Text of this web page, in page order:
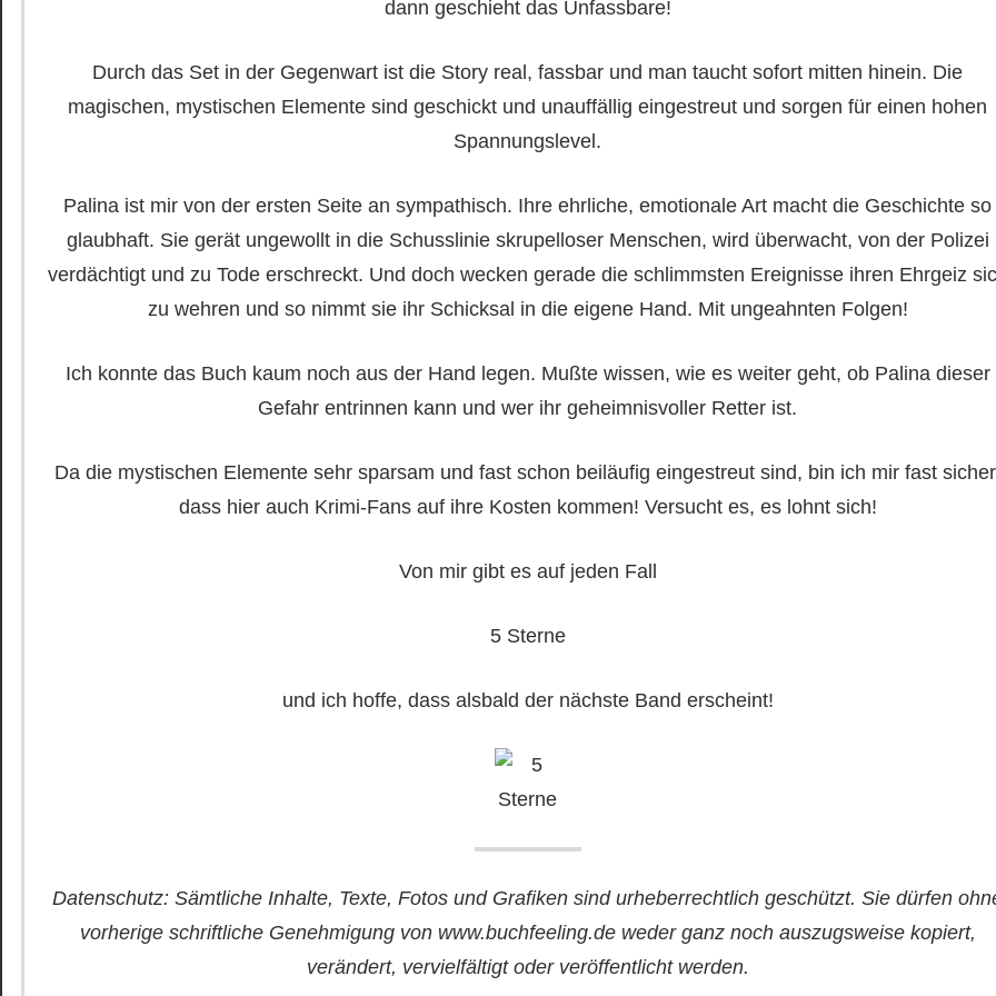
dann geschieht das Unfassbare!
Durch das Set in der Gegenwart ist die Story real, fassbar und man taucht sofort mitten hinein. Die
magischen, mystischen Elemente sind geschickt und unauffällig eingestreut und sorgen für einen hohen
Spannungslevel.
Palina ist mir von der ersten Seite an sympathisch. Ihre ehrliche, emotionale Art macht die Geschichte so
glaubhaft. Sie gerät ungewollt in die Schusslinie skrupelloser Menschen, wird überwacht, von der Polizei
verdächtigt und zu Tode erschreckt. Und doch wecken gerade die schlimmsten Ereignisse ihren Ehrgeiz
zu wehren und so nimmt sie ihr Schicksal in die eigene Hand. Mit ungeahnten Folgen!
Ich konnte das Buch kaum noch aus der Hand legen. Mußte wissen, wie es weiter geht, ob Palina dieser
Gefahr entrinnen kann und wer ihr geheimnisvoller Retter ist.
Da die mystischen Elemente sehr sparsam und fast schon beiläufig eingestreut sind, bin ich mir fast
dass hier auch Krimi-Fans auf ihre Kosten kommen! Versucht es, es lohnt sich!
Von mir gibt es auf jeden Fall
5 Sterne
und ich hoffe, dass alsbald der nächste Band erscheint!
Datenschutz: Sämtliche Inhalte, Texte, Fotos und Grafiken sind urheberrechtlich geschützt. Sie dürfen
vorherige schriftliche Genehmigung von www.buchfeeling.de weder ganz noch auszugsweise kopiert,
verändert, vervielfältigt oder veröffentlicht werden.